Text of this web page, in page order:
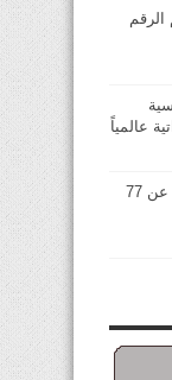
عالمياً
وفاة الممثلة الفرنسية ناتالي باي عن 77